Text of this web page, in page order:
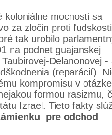
koloniálne mocnosti sa
za zločin proti
tak urobilo
na podnet guajanskej
Delanonovej -
(reparácií).
kompromisu v otázke
formou rasizmu,
Izrael. Tieto fakty
pre odchod